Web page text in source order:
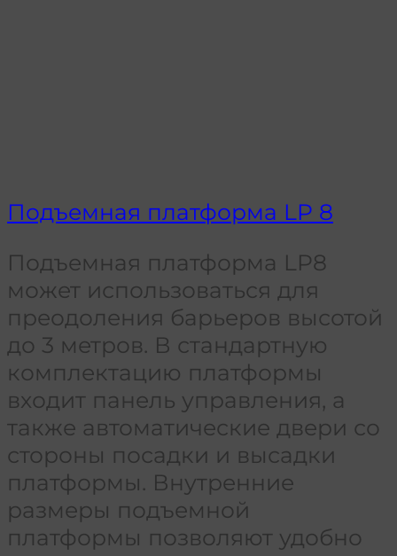
Подъемная платформа LP 8
Подъемная платформа LP8
может использоваться для
преодоления барьеров высотой
до 3 метров. В стандартную
комплектацию платформы
входит панель управления, а
также автоматические двери со
стороны посадки и высадки
платформы. Внутренние
размеры подъемной
платформы позволяют удобно